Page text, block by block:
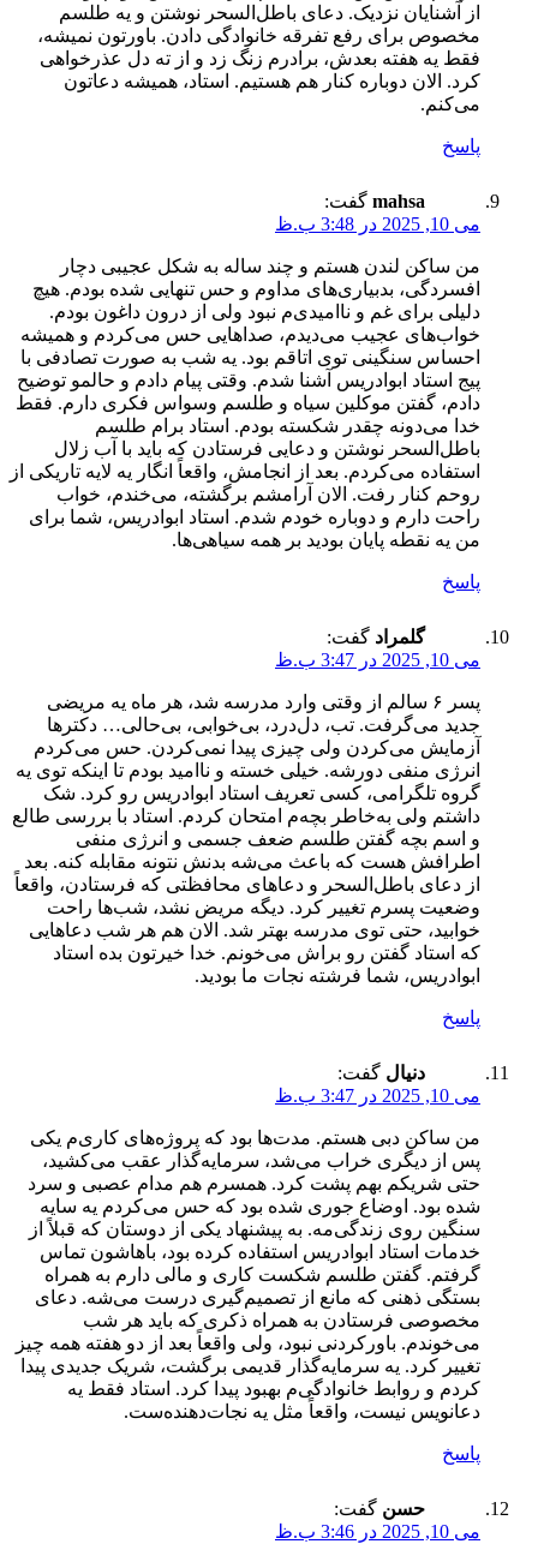
از آشنایان نزدیک. دعای باطل‌السحر نوشتن و یه طلسم
مخصوص برای رفع تفرقه خانوادگی دادن. باورتون نمیشه،
فقط یه هفته بعدش، برادرم زنگ زد و از ته دل عذرخواهی
کرد. الان دوباره کنار هم هستیم. استاد، همیشه دعاتون
می‌کنم.
پاسخ
mahsa گفت:
می 10, 2025 در 3:48 ب.ظ
من ساکن لندن هستم و چند ساله به شکل عجیبی دچار
افسردگی، بدبیاری‌های مداوم و حس تنهایی شده بودم. هیچ
دلیلی برای غم و ناامیدی‌م نبود ولی از درون داغون بودم.
خواب‌های عجیب می‌دیدم، صداهایی حس می‌کردم و همیشه
احساس سنگینی توی اتاقم بود. یه شب به صورت تصادفی با
پیج استاد ابوادریس آشنا شدم. وقتی پیام دادم و حالمو توضیح
دادم، گفتن موکلین سیاه و طلسم وسواس فکری دارم. فقط
خدا می‌دونه چقدر شکسته بودم. استاد برام طلسم
باطل‌السحر نوشتن و دعایی فرستادن که باید با آب زلال
استفاده می‌کردم. بعد از انجامش، واقعاً انگار یه لایه تاریکی از
روحم کنار رفت. الان آرامشم برگشته، می‌خندم، خواب
راحت دارم و دوباره خودم شدم. استاد ابوادریس، شما برای
من یه نقطه پایان بودید بر همه سیاهی‌ها.
پاسخ
گلمراد گفت:
می 10, 2025 در 3:47 ب.ظ
پسر ۶ سالم از وقتی وارد مدرسه شد، هر ماه یه مریضی
جدید می‌گرفت. تب، دل‌درد، بی‌خوابی، بی‌حالی… دکترها
آزمایش می‌کردن ولی چیزی پیدا نمی‌کردن. حس می‌کردم
انرژی منفی دورشه. خیلی خسته و ناامید بودم تا اینکه توی یه
گروه تلگرامی، کسی تعریف استاد ابوادریس رو کرد. شک
داشتم ولی به‌خاطر بچه‌م امتحان کردم. استاد با بررسی طالع
و اسم بچه گفتن طلسم ضعف جسمی و انرژی منفی
اطرافش هست که باعث می‌شه بدنش نتونه مقابله کنه. بعد
از دعای باطل‌السحر و دعاهای محافظتی که فرستادن، واقعاً
وضعیت پسرم تغییر کرد. دیگه مریض نشد، شب‌ها راحت
خوابید، حتی توی مدرسه بهتر شد. الان هم هر شب دعاهایی
که استاد گفتن رو براش می‌خونم. خدا خیرتون بده استاد
ابوادریس، شما فرشته نجات ما بودید.
پاسخ
دنیال گفت:
می 10, 2025 در 3:47 ب.ظ
من ساکن دبی هستم. مدت‌ها بود که پروژه‌های کاری‌م یکی
پس از دیگری خراب می‌شد، سرمایه‌گذار عقب می‌کشید،
حتی شریکم بهم پشت کرد. همسرم هم مدام عصبی و سرد
شده بود. اوضاع جوری شده بود که حس می‌کردم یه سایه
سنگین روی زندگی‌مه. به پیشنهاد یکی از دوستان که قبلاً از
خدمات استاد ابوادریس استفاده کرده بود، باهاشون تماس
گرفتم. گفتن طلسم شکست کاری و مالی دارم به همراه
بستگی ذهنی که مانع از تصمیم‌گیری درست می‌شه. دعای
مخصوصی فرستادن به همراه ذکری که باید هر شب
می‌خوندم. باورکردنی نبود، ولی واقعاً بعد از دو هفته همه چیز
تغییر کرد. یه سرمایه‌گذار قدیمی برگشت، شریک جدیدی پیدا
کردم و روابط خانوادگی‌م بهبود پیدا کرد. استاد فقط یه
دعانویس نیست، واقعاً مثل یه نجات‌دهنده‌ست.
پاسخ
حسن گفت:
می 10, 2025 در 3:46 ب.ظ